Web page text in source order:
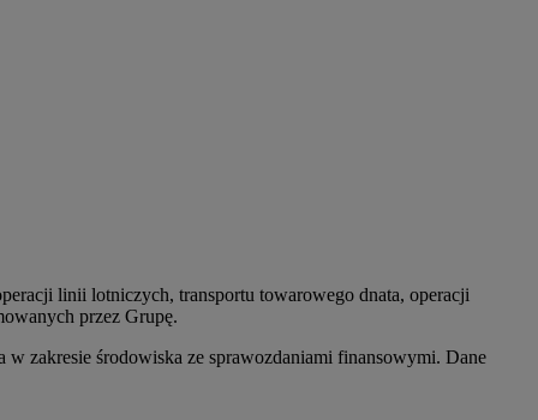
linii lotniczych, transportu towarowego dnata, operacji
przez Grupę.
zakresie środowiska ze sprawozdaniami finansowymi. Dane